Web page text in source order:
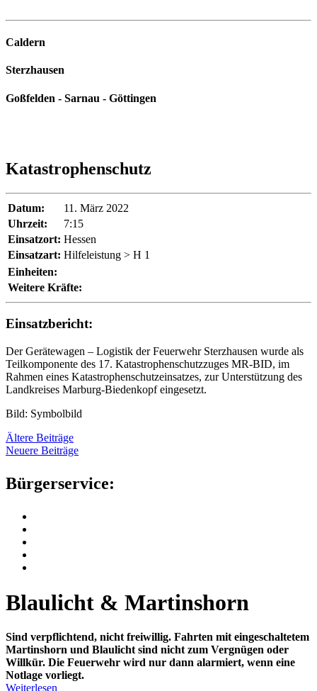
Caldern
Sterzhausen
Goßfelden - Sarnau - Göttingen
Katastrophenschutz
Datum:
11. März 2022
Uhrzeit:
7:15
Einsatzort: Hessen
Einsatzart: Hilfeleistung > H 1
Einheiten:
Weitere Kräfte:
Einsatzbericht:
Der Gerätewagen – Logistik der Feuerwehr Sterzhausen wurde als
Teilkomponente des 17. Katastrophenschutzzuges MR-BID, im
Rahmen eines Katastrophenschutzeinsatzes, zur Unterstützung des
Landkreises Marburg-Biedenkopf eingesetzt.
Bild: Symbolbild
Beitrags-
Navigation
Ältere Beiträge
Neuere Beiträge
Bürgerservice:
Blaulicht & Martinshorn
Sind verpflichtend, nicht freiwillig. Fahrten mit eingeschaltetem
Martinshorn und Blaulicht sind nicht zum Vergnügen oder
Willkür. Die Feuerwehr wird nur dann alarmiert, wenn eine
Notlage vorliegt.
Weiterlesen